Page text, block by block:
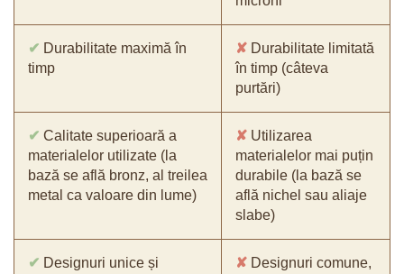
✔ Durabilitate maximă în
timp
✘ Durabilitate limitată
în timp (câteva
purtări)
✔ Calitate superioară a
materialelor utilizate (la
bază se află bronz, al treilea
metal ca valoare din lume)
✘ Utilizarea
materialelor mai puțin
durabile (la bază se
află nichel sau aliaje
slabe)
✔ Designuri unice și
✘ Designuri comune,